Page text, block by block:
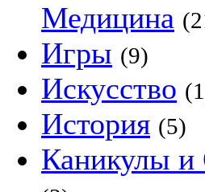
Медицина
Игры (9)
Искусство
История (5)
Каникулы и